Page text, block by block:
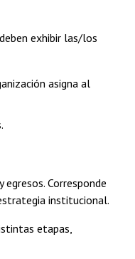
exhibir las/los
asigna al
Corresponde
institucional.
etapas,